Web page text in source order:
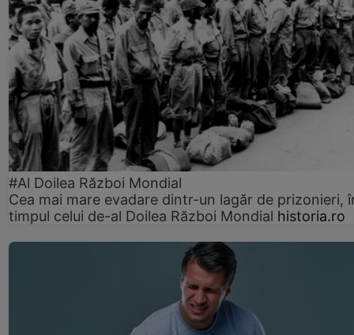
#Al Doilea Război Mondial
Cea mai mare evadare dintr-un lagăr de prizonieri,
timpul celui de-al Doilea Război Mondial historia.ro